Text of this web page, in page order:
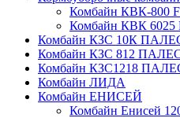
Комбайн КВК-800
Комбайн КВК 6025
Комбайн КЗС 10К
Комбайн КЗС 812
Комбайн КЗС1218
Комбайн ЛИДА
Комбайн ЕНИСЕЙ
Комбайн Енисей